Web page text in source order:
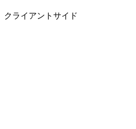
クライアントサイド